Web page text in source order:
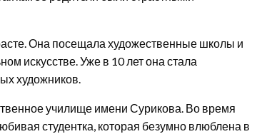
Она посещала художественные школы и
искусстве. Уже в 10 лет она стала
художников.
училище имени Сурикова. Во время
студентка, которая безумно влюблена в